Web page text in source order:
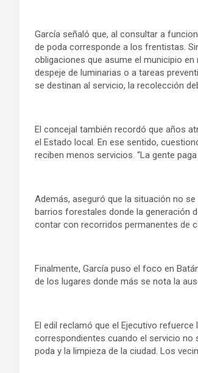
García señaló que, al consultar a
de poda corresponde a los frentistas.
obligaciones que asume el municipio
despeje de luminarias o a tareas
se destinan al servicio, la recolección
El concejal también recordó que años
el Estado local. En ese sentido,
reciben menos servicios. “La gente
Además, aseguró que la situación no
barrios forestales donde la generación
contar con recorridos permanentes de
Finalmente, García puso el foco en
de los lugares donde más se nota la
El edil reclamó que el Ejecutivo
correspondientes cuando el servicio no
poda y la limpieza de la ciudad. Los